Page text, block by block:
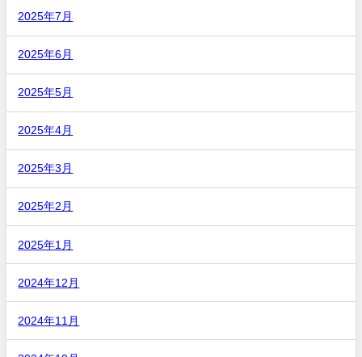
2025年7月
2025年6月
2025年5月
2025年4月
2025年3月
2025年2月
2025年1月
2024年12月
2024年11月